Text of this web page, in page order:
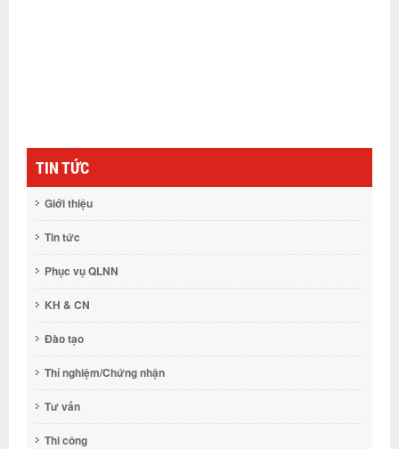
TIN TỨC
Giới thiệu
Tin tức
Phục vụ QLNN
KH & CN
Đào tạo
Thí nghiệm/Chứng nhận
Tư vấn
Thi công